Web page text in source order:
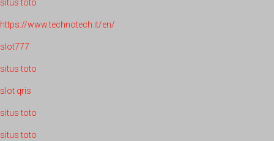
situs toto
https://www.technotech.it/en/
slot777
situs toto
slot qris
situs toto
situs toto